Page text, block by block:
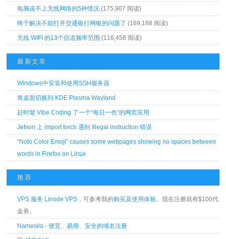
电脑连不上无线网络的5种情况 (175,907 阅读)
终于解决不能打开交通银行网银的问题了 (169,188 阅读)
无线 WIFI 的13个信道频率范围 (116,458 阅读)
最新文章
Windows中安装和使用SSH服务器
将桌面切换到 KDE Plasma Wayland
赶时髦 Vibe Coding 了一个“每日一色”的网页应用
Jetson 上 import torch 遇到 Illegal instruction 错误
“Noto Color Emoji” causes some webpages showing no spaces between
words in Firefox on Linux
推荐
VPS 服务 Linode VPS ，可参考我的购买及使用体验。现在注册就有$100代
金券。
Namesilo - 便宜、易用、安全的域名注册